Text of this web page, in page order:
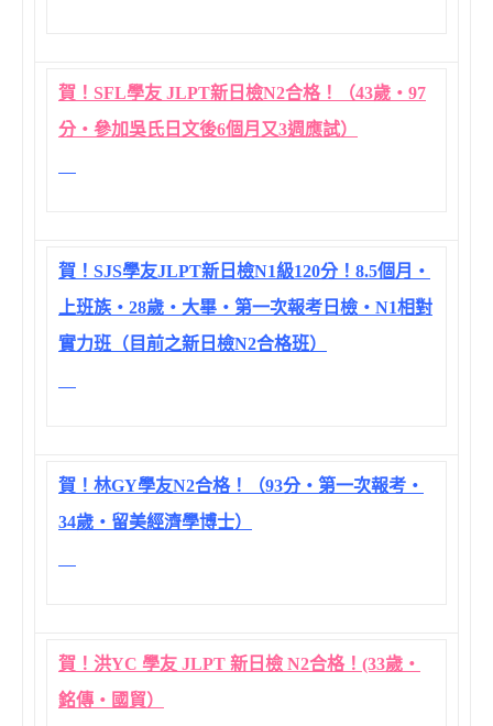
賀！SFL學友 JLPT新日檢N2合格！（43歲‧97
分‧參加吳氏日文後6個月又3週應試）
賀！SJS學友JLPT新日檢N1級120分！8.5個月‧
上班族‧28歲‧大畢‧第一次報考日檢‧N1相對
實力班（目前之新日檢N2合格班）
賀！林GY學友N2合格！（93分‧第一次報考‧
34歲‧留美經濟學博士）
賀！洪YC 學友 JLPT 新日檢 N2合格！(33歲‧
銘傳‧國貿）